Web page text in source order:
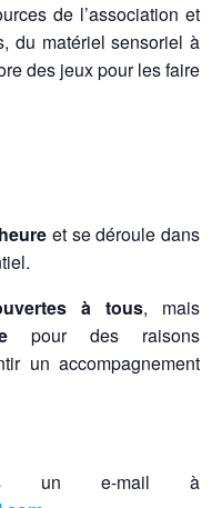
de l’association et
du matériel sensoriel à
des jeux pour les faire
et se déroule dans
à tous, mais
pour des raisons
un accompagnement
un e-mail à